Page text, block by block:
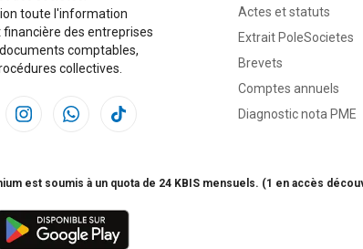
toute l'information
des entreprises
comptables,
collectives.
Actes et statuts
Extrait PoleSocietes
Brevets
Comptes annuels
Diagnostic nota PME
est soumis à un quota de 24 KBIS mensuels. (1 en accès